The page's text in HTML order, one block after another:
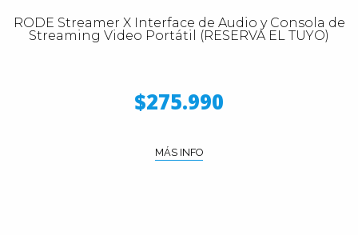
RODE Streamer X Interface de Audio y Consola de
Streaming Video Portátil (RESERVA EL TUYO)
$275.990
MÁS INFO